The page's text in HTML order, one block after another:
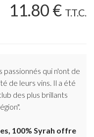
11.80 € T.T.C.
qui n'ont de
de leurs vins. Il a été
des plus brillants
100% Syrah offre